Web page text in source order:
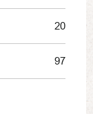
20
97